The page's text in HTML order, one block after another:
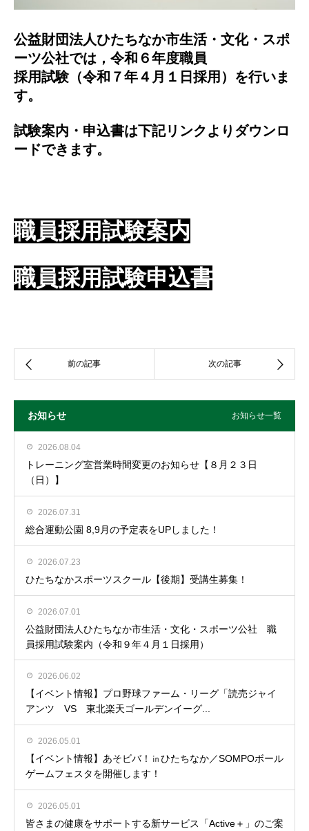
公益財団法人ひたちなか市生活・文化・スポ
ーツ公社では，令和６年度職員
採用試験（令和７年４月１日採用）を行いま
す。
試験案内・申込書は下記リンクよりダウンロ
ードできます。
職員採用試験案内
職員採用試験申込書
お知らせ お知らせ一覧
2026.08.04
トレーニング室営業時間変更のお知らせ【８月２３日
（日）】
2026.07.31
総合運動公園 8,9月の予定表をUPしました！
2026.07.23
ひたちなかスポーツスクール【後期】受講生募集！
2026.07.01
公益財団法人ひたちなか市生活・文化・スポーツ公社 職
員採用試験案内（令和９年４月１日採用）
2026.06.02
【イベント情報】プロ野球ファーム・リーグ「読売ジャイ
アンツ VS 東北楽天ゴールデンイーグ...
2026.05.01
【イベント情報】あそビバ！㏌ひたちなか／SOMPOボール
ゲームフェスタを開催します！
2026.05.01
皆さまの健康をサポートする新サービス「Active＋」のご案